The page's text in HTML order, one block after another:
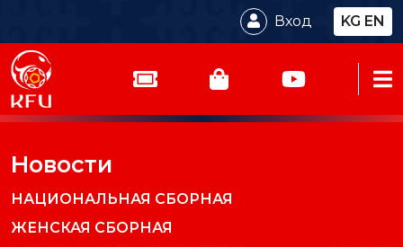
Вход KG EN
Новости
НАЦИОНАЛЬНАЯ СБОРНАЯ
ЖЕНСКАЯ СБОРНАЯ